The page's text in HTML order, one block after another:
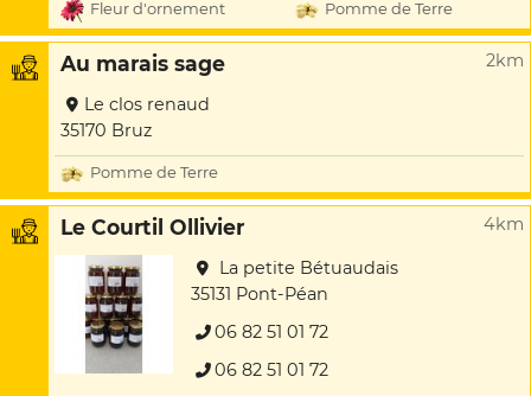
Fleur d'ornement
Pomme de Terre
Au marais sage 2km
Le clos renaud
35170 Bruz
Pomme de Terre
Le Courtil Ollivier 4km
La petite Bétuaudais
35131 Pont-Péan
06 82 51 01 72
06 82 51 01 72